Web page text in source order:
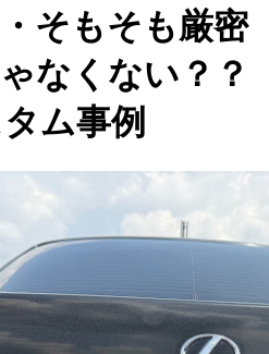
そもそも厳密
なくない？？
ム事例